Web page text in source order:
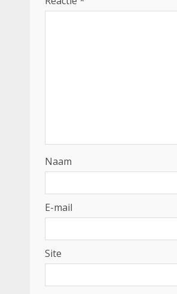
Naam
E-mail
Site